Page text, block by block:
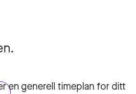
en generell timeplan for ditt